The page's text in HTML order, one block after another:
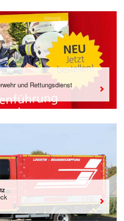
und Rettungsdienst